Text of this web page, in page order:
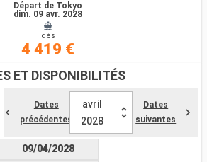
Départ de Tokyo
dim. 09 avr. 2028
dès
4 419 €
ET DISPONIBILITÉS
Dates
précédentes
avril
2028
Dates
suivantes
09/04/2028
Rechercher